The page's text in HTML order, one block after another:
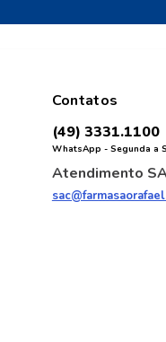
Contatos
(49) 3331.1100
WhatsApp - Segunda a
Atendimento